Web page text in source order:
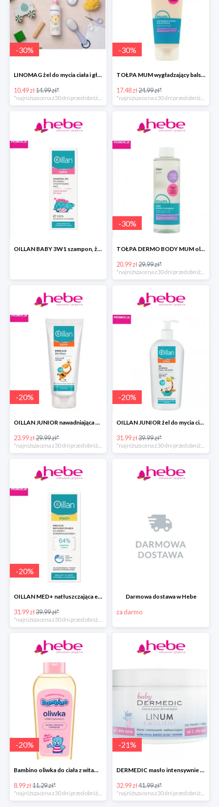
-30%
LINOMAG żel do mycia ciała i głowy dla dzieci i niemowląt
10.49 zł14.99 zł*
*najniższa cena z 30 dni przed obniżką
-30%
TOŁPA MUM wygładzający balsam antycellulitowy do ciała
17.48 zł24.99 zł*
*najniższa cena z 30 dni przed obniżką
OILLAN BABY 3W1 szampon, żel do kąpieli i pod prysznic
-30%
TOŁPA DERMO BODY MUM olejek do ciała przeciw rozstępom
20.99 zł29.99 zł*
-20%
OILLAN JUNIOR nawadniająca emulsja do ciała
23.99 zł29.99 zł*
*najniższa cena z 30 dni przed obniżką
-20%
OILLAN JUNIOR żel do mycia ciała i włosów
31.99 zł39.99 zł*
*najniższa cena z 30 dni przed obniżką
-20%
OILLAN MED+ natłuszczająca emulsja do kąpieli, 500 ml
31.99 zł39.99 zł*
Darmowa dostawa w Hebe
za darmo
-20%
Bambino oliwka do ciała z witaminą F
8.99 zł11.29 zł*
-21%
DERMEDIC masło intensywnie natłuszczające do twarzy i ciała
32.99 zł41.99 zł*